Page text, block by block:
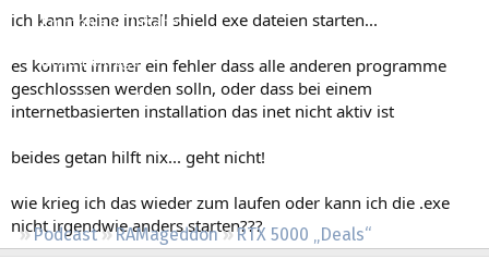
Empfohlene Inhalte
Neue Beiträge
Neueste Aktivitäten
Podcast RAMageddon
RTX 5000 „Deals“
ich kann keine install shield exe dateien starten...
es kommt immer ein fehler dass alle anderen programme
geschlosssen werden solln, oder dass bei einem
internetbasierten installation das inet nicht aktiv ist
beides getan hilft nix... geht nicht!
wie krieg ich das wieder zum laufen oder kann ich die .exe
nicht irgendwie anders starten???